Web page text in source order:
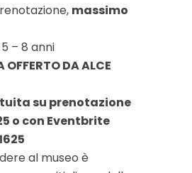
massimo
– 8 anni
OFFERTO DA ALCE
su prenotazione
o con Eventbrite
al museo è